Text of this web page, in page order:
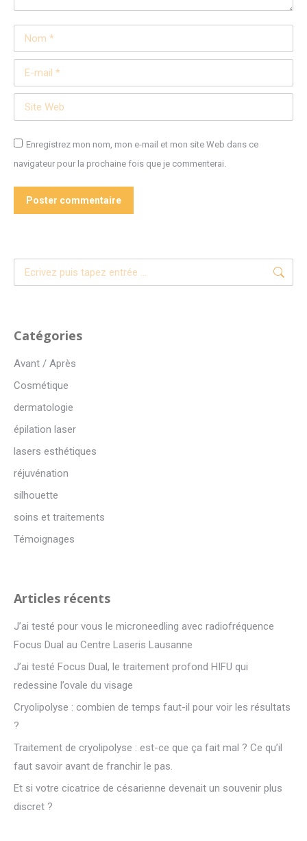
Nom *
E-mail *
Site Web
Enregistrez mon nom, mon e-mail et mon site Web dans ce
navigateur pour la prochaine fois que je commenterai.
Poster commentaire
Recherche
:
Catégories
Avant / Après
Cosmétique
dermatologie
épilation laser
lasers esthétiques
réjuvénation
silhouette
soins et traitements
Témoignages
Articles récents
J’ai testé pour vous le microneedling avec radiofréquence
Focus Dual au Centre Laseris Lausanne
J’ai testé Focus Dual, le traitement profond HIFU qui
redessine l’ovale du visage
Cryolipolyse : combien de temps faut-il pour voir les résultats
?
Traitement de cryolipolyse : est-ce que ça fait mal ? Ce qu’il
faut savoir avant de franchir le pas.
Et si votre cicatrice de césarienne devenait un souvenir plus
discret ?